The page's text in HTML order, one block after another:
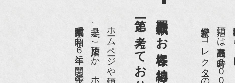
『FIGARO japon』12月号
『mr partner』2011年2月号
2009年11月 『週刊現代』2009年11月28日号